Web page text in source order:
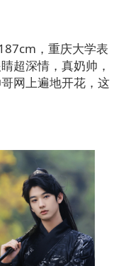
，重庆大学表
超深情，真奶帅，
网上遍地开花，这